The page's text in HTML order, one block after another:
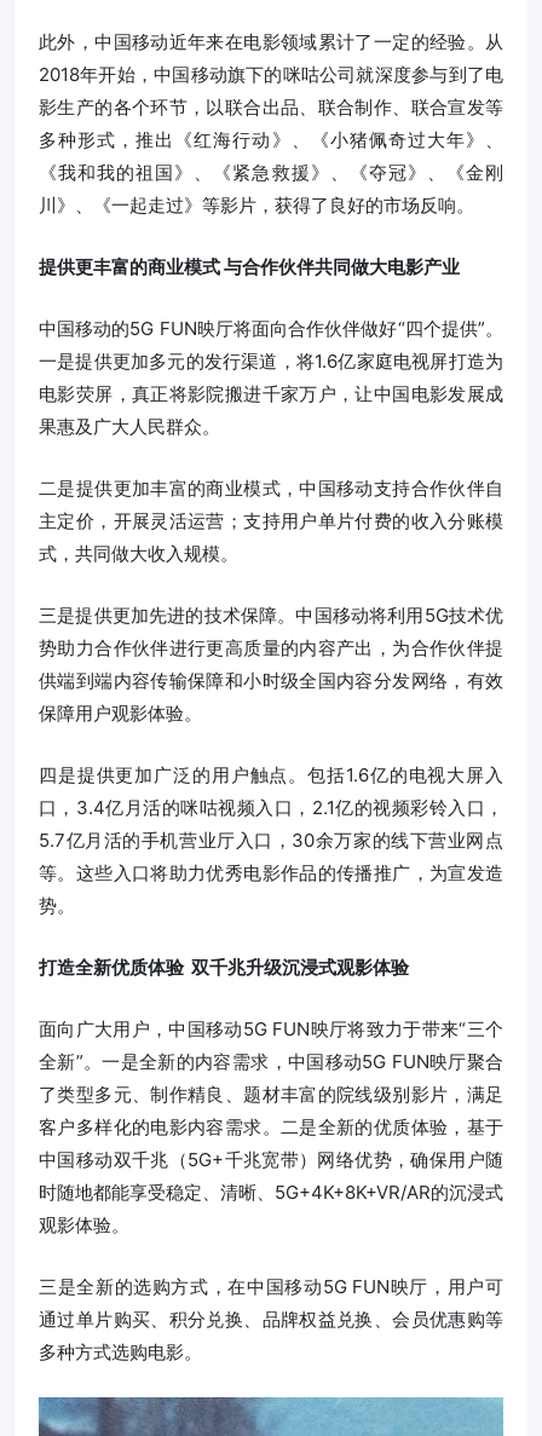
此外，中国移动近年来在电影领域累计了一定的经验。从
2018年开始，中国移动旗下的咪咕公司就深度参与到了电
影生产的各个环节，以联合出品、联合制作、联合宣发等
多种形式，推出《红海行动》、《小猪佩奇过大年》、
《我和我的祖国》、《紧急救援》、《夺冠》、《金刚
川》、《一起走过》等影片，获得了良好的市场反响。
提供更丰富的商业模式 与合作伙伴共同做大电影产业
中国移动的5G FUN映厅将面向合作伙伴做好“四个提供”。
一是提供更加多元的发行渠道，将1.6亿家庭电视屏打造为
电影荧屏，真正将影院搬进千家万户，让中国电影发展成
果惠及广大人民群众。
二是提供更加丰富的商业模式，中国移动支持合作伙伴自
主定价，开展灵活运营；支持用户单片付费的收入分账模
式，共同做大收入规模。
三是提供更加先进的技术保障。中国移动将利用5G技术优
势助力合作伙伴进行更高质量的内容产出，为合作伙伴提
供端到端内容传输保障和小时级全国内容分发网络，有效
保障用户观影体验。
四是提供更加广泛的用户触点。包括1.6亿的电视大屏入
口，3.4亿月活的咪咕视频入口，2.1亿的视频彩铃入口，
5.7亿月活的手机营业厅入口，30余万家的线下营业网点
等。这些入口将助力优秀电影作品的传播推广，为宣发造
势。
打造全新优质体验 双千兆升级沉浸式观影体验
面向广大用户，中国移动5G FUN映厅将致力于带来“三个
全新”。一是全新的内容需求，中国移动5G FUN映厅聚合
了类型多元、制作精良、题材丰富的院线级别影片，满足
客户多样化的电影内容需求。二是全新的优质体验，基于
中国移动双千兆（5G+千兆宽带）网络优势，确保用户随
时随地都能享受稳定、清晰、5G+4K+8K+VR/AR的沉浸式
观影体验。
三是全新的选购方式，在中国移动5G FUN映厅，用户可
通过单片购买、积分兑换、品牌权益兑换、会员优惠购等
多种方式选购电影。